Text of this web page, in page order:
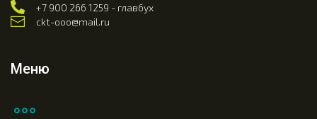
+7 900 266 1259 - главбух
ckt-ooo@mail.ru
Меню